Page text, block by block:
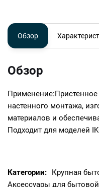
Обзор
Обзор
Применение:Пристенное
настенного монтажа,
материалов и
Подходит для моделей
Категории:
Крупная
Аксессуары для бытовой